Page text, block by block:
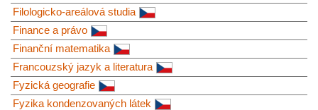
Filologicko-areálová studia
Finance a právo
Finanční matematika
Francouzský jazyk a literatura
Fyzická geografie
Fyzika kondenzovaných látek